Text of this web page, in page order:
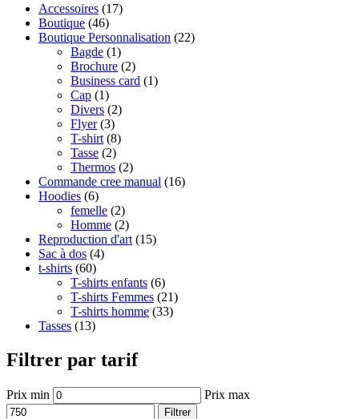
Accessoires (17)
Boutique (46)
Boutique Personnalisation (22)
Bagde (1)
Brochure (2)
Business card (1)
Cap (1)
Divers (2)
Flyer (3)
T-shirt (8)
Tasse (2)
Thermos (2)
Commande cree manual (16)
Hoodies (6)
femelle (2)
Homme (2)
Reproduction d'art (15)
Sac à dos (4)
t-shirts (60)
T-shirts enfants (6)
T-shirts Femmes (21)
T-shirts homme (33)
Tasses (13)
Filtrer par tarif
Prix min Prix max
Filtrer